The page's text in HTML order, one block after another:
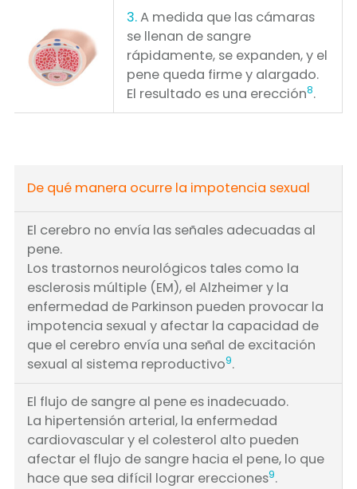
3.A medida que las cámaras
se llenan de sangre
rápidamente, se expanden, y el
pene queda firme y alargado.
El resultado es una erección8.
De qué manera ocurre la impotencia sexual
El cerebro no envía las señales adecuadas al
pene.
Los trastornos neurológicos tales como la
esclerosis múltiple (EM), el Alzheimer y la
enfermedad de Parkinson pueden provocar la
impotencia sexual y afectar la capacidad de
que el cerebro envía una señal de excitación
sexual al sistema reproductivo9.
El flujo de sangre al pene es inadecuado.
La hipertensión arterial, la enfermedad
cardiovascular y el colesterol alto pueden
afectar el flujo de sangre hacia el pene, lo que
hace que sea difícil lograr erecciones9.